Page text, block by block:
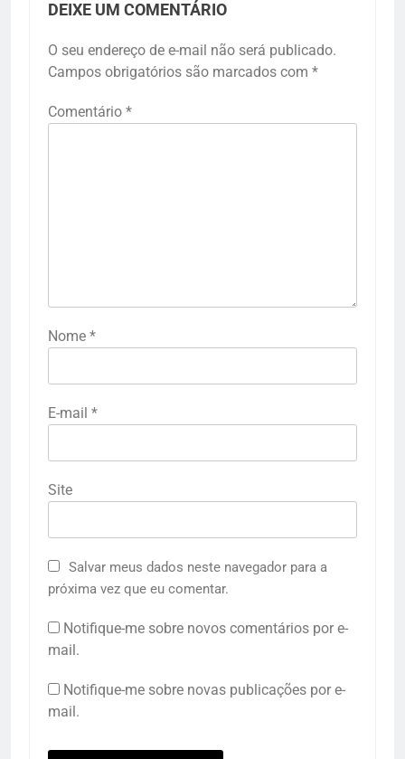
DEIXE UM COMENTÁRIO
O seu endereço de e-mail não será publicado.
Campos obrigatórios são marcados com *
Comentário *
Nome *
E-mail *
Site
Salvar meus dados neste navegador para a
próxima vez que eu comentar.
Notifique-me sobre novos comentários por e-
mail.
Notifique-me sobre novas publicações por e-
mail.